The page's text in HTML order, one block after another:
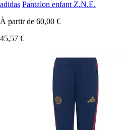
adidas Pantalon enfant Z.N.E.
À partir de 60,00 €
45,57 €